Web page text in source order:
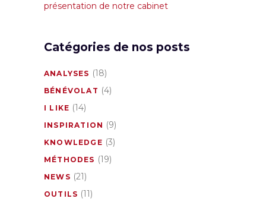
présentation de notre cabinet
Catégories de nos posts
ANALYSES (18)
BÉNÉVOLAT (4)
I LIKE (14)
INSPIRATION (9)
KNOWLEDGE (3)
MÉTHODES (19)
NEWS (21)
OUTILS (11)